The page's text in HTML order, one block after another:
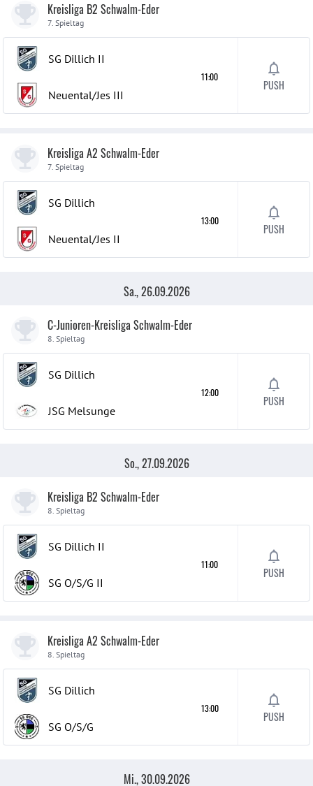
Kreisliga B2 Schwalm-Eder
7. Spieltag
SG Dillich II
Neuental/Jes III
11:00
PUSH
Kreisliga A2 Schwalm-Eder
7. Spieltag
SG Dillich
Neuental/Jes II
13:00
PUSH
Sa., 26.09.2026
C-Junioren-Kreisliga Schwalm-Eder
8. Spieltag
SG Dillich
JSG Melsunge
12:00
PUSH
So., 27.09.2026
Kreisliga B2 Schwalm-Eder
8. Spieltag
SG Dillich II
SG O/S/G II
11:00
PUSH
Kreisliga A2 Schwalm-Eder
8. Spieltag
SG Dillich
SG O/S/G
13:00
PUSH
Mi., 30.09.2026